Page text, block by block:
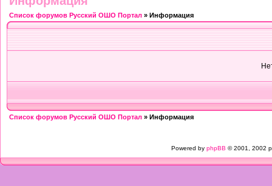
Список форумов Русский ОШО Портал » Информация
Список форумов Русский ОШО Портал » Информация
Powered by phpBB © 2001, 2002